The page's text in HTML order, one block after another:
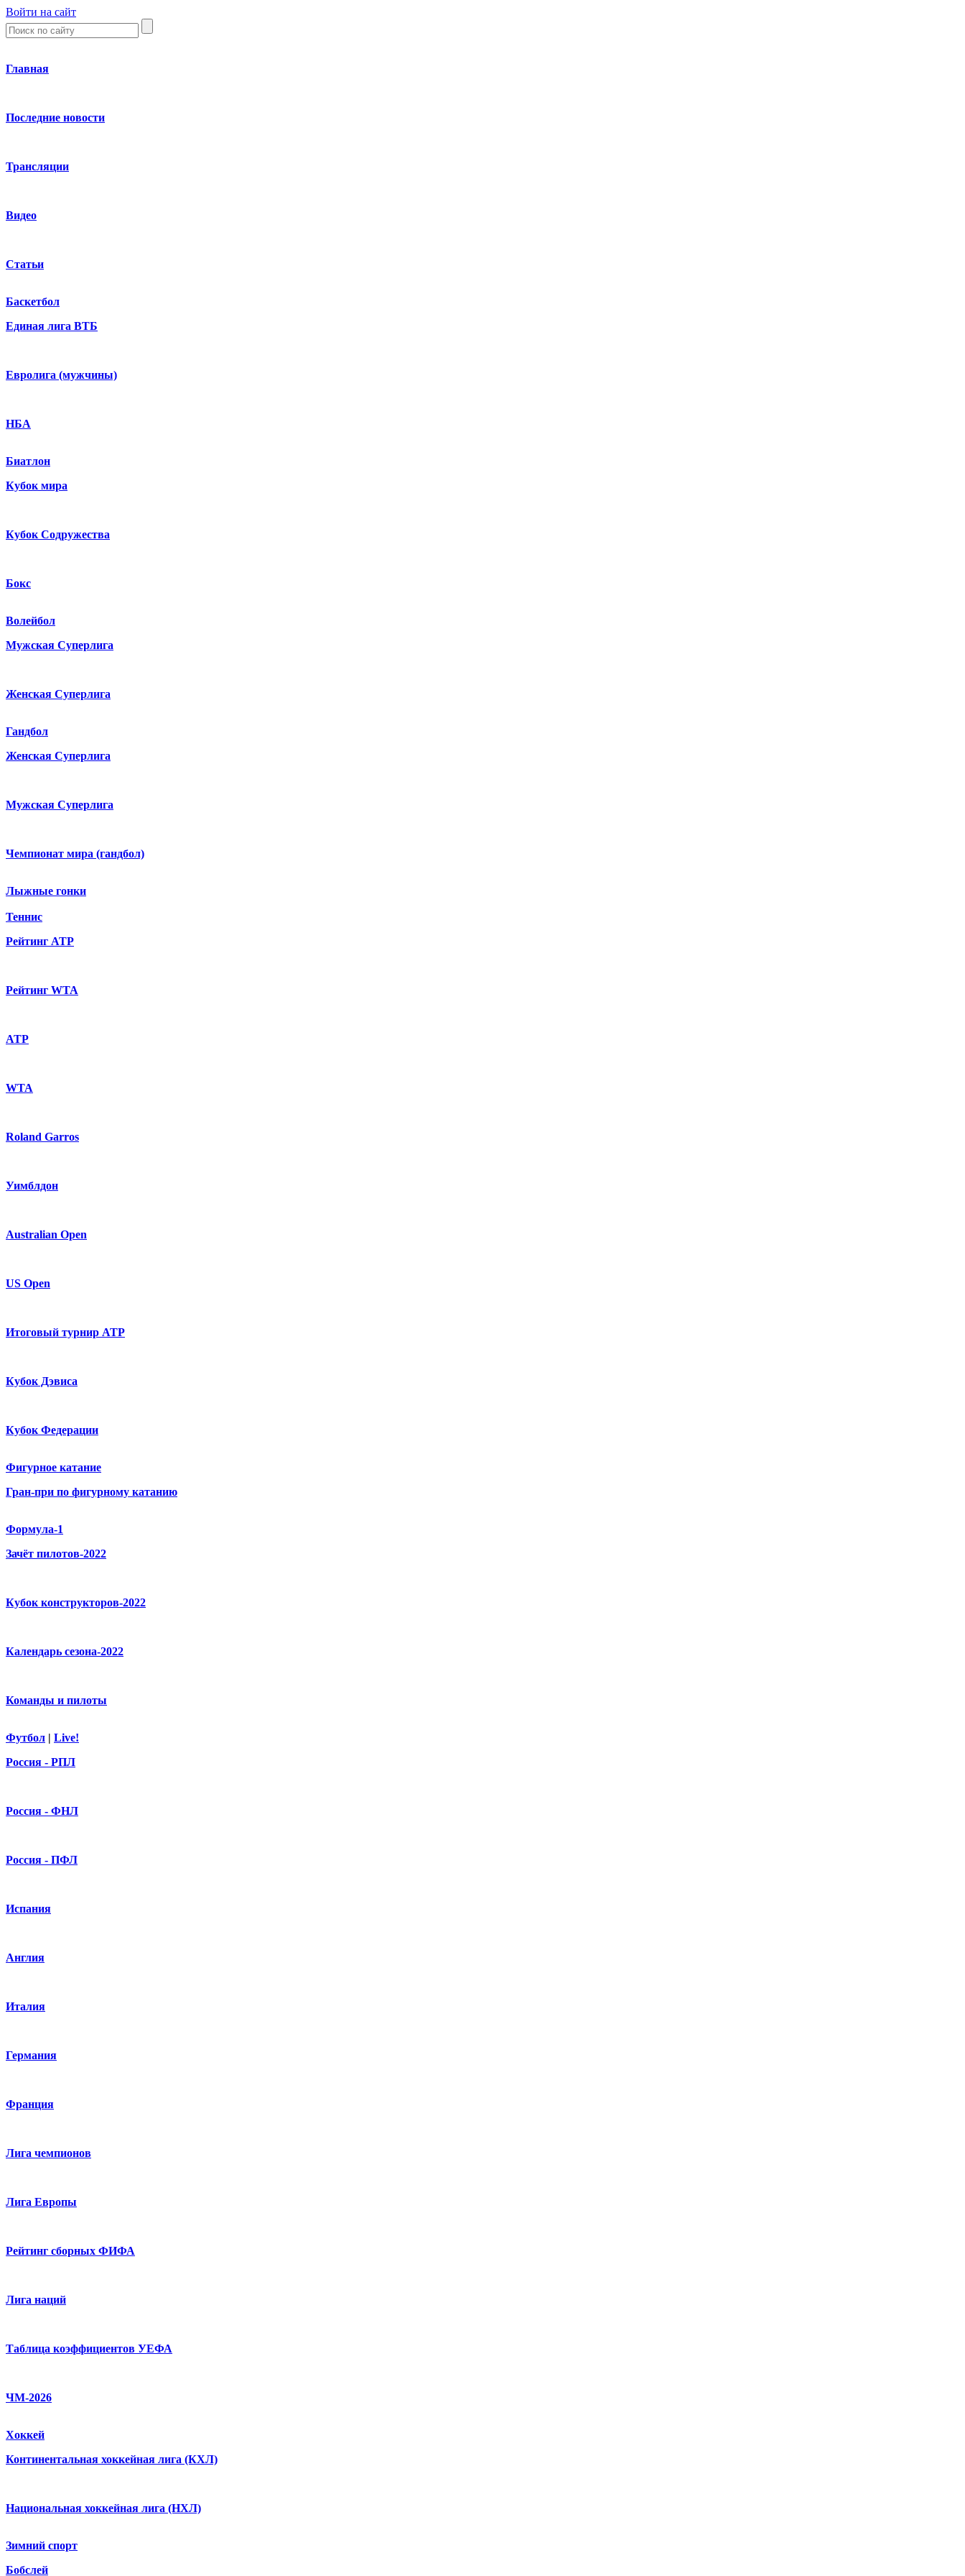
Войти на сайт
Главная
Последние новости
Трансляции
Видео
Статьи
Баскетбол
Единая лига ВТБ
Евролига (мужчины)
НБА
Биатлон
Кубок мира
Кубок Содружества
Бокс
Волейбол
Мужская Суперлига
Женская Суперлига
Гандбол
Женская Суперлига
Мужская Суперлига
Чемпионат мира (гандбол)
Лыжные гонки
Теннис
Рейтинг ATP
Рейтинг WTA
ATP
WTA
Roland Garros
Уимблдон
Australian Open
US Open
Итоговый турнир ATP
Кубок Дэвиса
Кубок Федерации
Фигурное катание
Гран-при по фигурному катанию
Формула-1
Зачёт пилотов-2022
Кубок конструкторов-2022
Календарь сезона-2022
Команды и пилоты
Футбол | Live!
Россия - РПЛ
Россия - ФНЛ
Россия - ПФЛ
Испания
Англия
Италия
Германия
Франция
Лига чемпионов
Лига Европы
Рейтинг сборных ФИФА
Лига наций
Таблица коэффициентов УЕФА
ЧМ-2026
Хоккей
Континентальная хоккейная лига (КХЛ)
Национальная хоккейная лига (НХЛ)
Зимний спорт
Бобслей